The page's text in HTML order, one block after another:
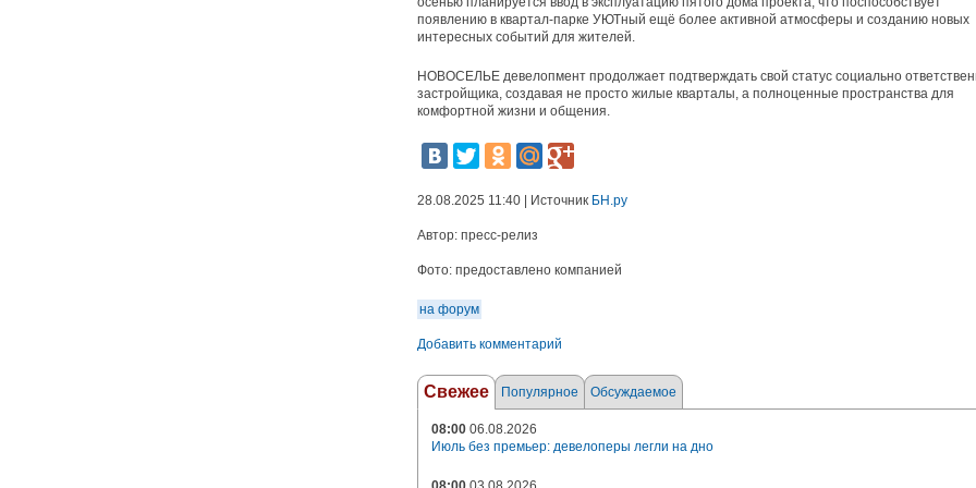
появлению в квартал-парке УЮТный ещё более активной атмосферы и созданию новых
интересных событий для жителей.
НОВОСЕЛЬЕ девелопмент продолжает подтверждать свой статус социально
застройщика, создавая не просто жилые кварталы, а полноценные пространства для
комфортной жизни и общения.
28.08.2025 11:40 | Источник БН.ру
Автор: пресс-релиз
Фото: предоставлено компанией
на форум
Добавить комментарий
Свежее Популярное Обсуждаемое
08:00 06.08.2026
Июль без премьер: девелоперы легли на дно